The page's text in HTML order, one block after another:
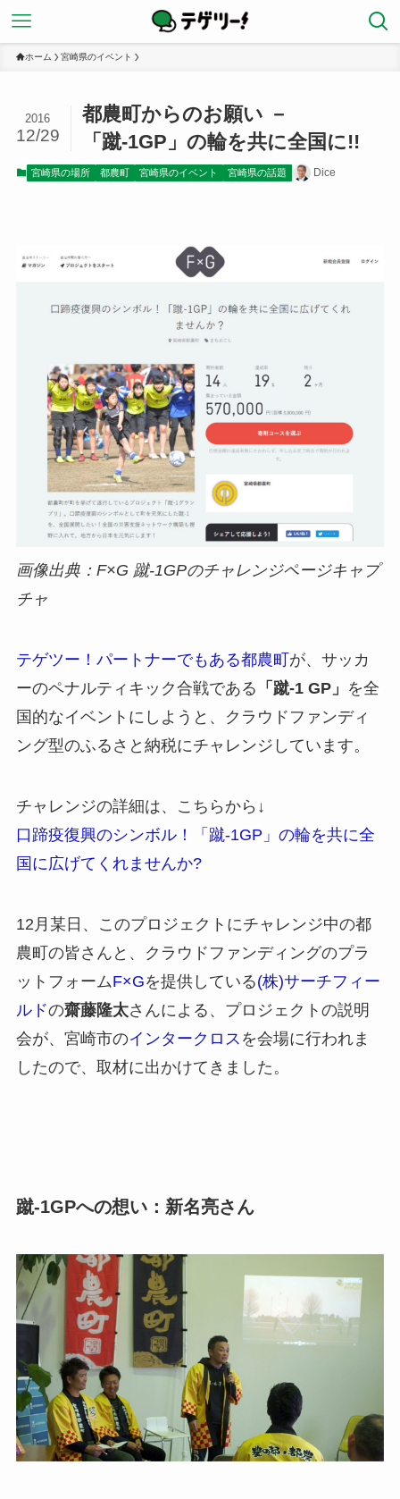
ホーム 宮崎県のイベント
都農町からのお願い －
「蹴-1GP」の輪を共に全国に!!
2016
12/29
宮崎県の場所 都農町 宮崎県のイベント 宮崎県の話題 Dice
画像出典：F×G 蹴-1GPのチャレンジページキャプ
チャ
テゲツー！パートナーでもある都農町 が、サッカ
ーのペナルティキック合戦である 「蹴-1 GP」 を全
国的なイベントにしようと、クラウドファンディ
ング型のふるさと納税にチャレンジしています。
チャレンジの詳細は、こちらから↓
口蹄疫復興のシンボル！「蹴-1GP」の輪を共に全
国に広げてくれませんか?
12月某日、このプロジェクトにチャレンジ中の都
農町の皆さんと、クラウドファンディングのプラ
ットフォームF×Gを提供している(株)サーチフィー
ルドの齋藤隆太さんによる、プロジェクトの説明
会が、宮崎市のインタークロス を会場に行われま
したので、取材に出かけてきました。
蹴-1GPへの想い：新名亮さん